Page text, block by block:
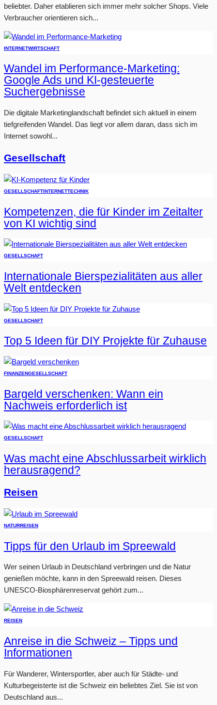
beliebter. Daher etablieren sich immer mehr solcher Shops. Viele
Verbraucher orientieren sich...
INTERNETWIRTSCHAFT
Wandel im Performance-Marketing:
Google Ads und KI-gesteuerte
Suchergebnisse
Die digitale Marketinglandschaft befindet sich aktuell in einem
tiefgreifenden Wandel. Das liegt vor allem daran, dass sich im
Internet sowohl...
Gesellschaft
GESELLSCHAFTINTERNETTECHNIK
Kompetenzen, die für Kinder im Zeitalter
von KI wichtig sind
GESELLSCHAFT
Internationale Bierspezialitäten aus aller
Welt entdecken
GESELLSCHAFT
Top 5 Ideen für DIY Projekte für Zuhause
FINANZENGESELLSCHAFT
Bargeld verschenken: Wann ein
Nachweis erforderlich ist
GESELLSCHAFT
Was macht eine Abschlussarbeit wirklich
herausragend?
Reisen
NATURREISEN
Tipps für den Urlaub im Spreewald
Wer seinen Urlaub in Deutschland verbringen und die Natur
genießen möchte, kann in den Spreewald reisen. Dieses
UNESCO-Biosphärenreservat gehört zum...
REISEN
Anreise in die Schweiz – Tipps und
Informationen
Für Wanderer, Wintersportler, aber auch für Städte- und
Kulturbegeisterte ist die Schweiz ein beliebtes Ziel. Sie ist von
Deutschland aus...